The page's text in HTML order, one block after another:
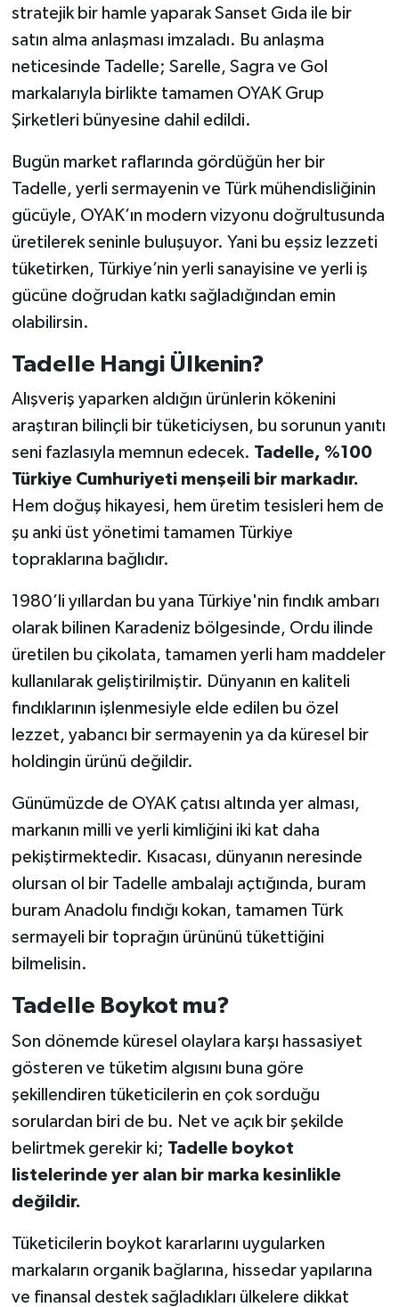
stratejik bir hamle yaparak Sanset Gıda ile bir
satın alma anlaşması imzaladı. Bu anlaşma
neticesinde Tadelle; Sarelle, Sagra ve Gol
markalarıyla birlikte tamamen OYAK Grup
Şirketleri bünyesine dahil edildi.
Bugün market raflarında gördüğün her bir
Tadelle, yerli sermayenin ve Türk mühendisliğinin
gücüyle, OYAK’ın modern vizyonu doğrultusunda
üretilerek seninle buluşuyor. Yani bu eşsiz lezzeti
tüketirken, Türkiye’nin yerli sanayisine ve yerli iş
gücüne doğrudan katkı sağladığından emin
olabilirsin.
Tadelle Hangi Ülkenin?
Alışveriş yaparken aldığın ürünlerin kökenini
araştıran bilinçli bir tüketiciysen, bu sorunun yanıtı
seni fazlasıyla memnun edecek. Tadelle, %100
Türkiye Cumhuriyeti menşeili bir markadır.
Hem doğuş hikayesi, hem üretim tesisleri hem de
şu anki üst yönetimi tamamen Türkiye
topraklarına bağlıdır.
1980’li yıllardan bu yana Türkiye'nin fındık ambarı
olarak bilinen Karadeniz bölgesinde, Ordu ilinde
üretilen bu çikolata, tamamen yerli ham maddeler
kullanılarak geliştirilmiştir. Dünyanın en kaliteli
fındıklarının işlenmesiyle elde edilen bu özel
lezzet, yabancı bir sermayenin ya da küresel bir
holdingin ürünü değildir.
Günümüzde de OYAK çatısı altında yer alması,
markanın milli ve yerli kimliğini iki kat daha
pekiştirmektedir. Kısacası, dünyanın neresinde
olursan ol bir Tadelle ambalajı açtığında, buram
buram Anadolu fındığı kokan, tamamen Türk
sermayeli bir toprağın ürününü tükettiğini
bilmelisin.
Tadelle Boykot mu?
Son dönemde küresel olaylara karşı hassasiyet
gösteren ve tüketim algısını buna göre
şekillendiren tüketicilerin en çok sorduğu
sorulardan biri de bu. Net ve açık bir şekilde
belirtmek gerekir ki; Tadelle boykot
listelerinde yer alan bir marka kesinlikle
değildir.
Tüketicilerin boykot kararlarını uygularken
markaların organik bağlarına, hissedar yapılarına
ve finansal destek sağladıkları ülkelere dikkat